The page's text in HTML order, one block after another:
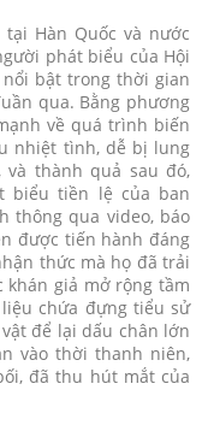
Hàn Quốc và nước
phát biểu của Hội
bật trong thời gian
qua. Bằng phương
về quá trình biến
nhiệt tình, dễ bị lung
thành quả sau đó,
biểu tiền lệ của ban
thông qua video, báo
được tiến hành đáng
thức mà họ đã trải
khán giả mở rộng tầm
chứa đựng tiểu sử
để lại dấu chân lớn
vào thời thanh niên,
đã thu hút mắt của